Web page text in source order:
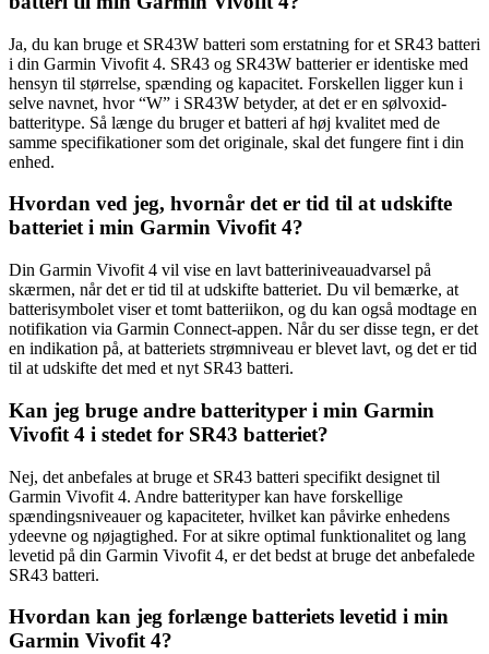
Ja, du kan bruge et SR43W batteri som erstatning for et SR43 batteri
i din Garmin Vivofit 4. SR43 og SR43W batterier er identiske med
hensyn til størrelse, spænding og kapacitet. Forskellen ligger kun i
selve navnet, hvor “W” i SR43W betyder, at det er en sølvoxid-
batteritype. Så længe du bruger et batteri af høj kvalitet med de
samme specifikationer som det originale, skal det fungere fint i din
enhed.
Hvordan ved jeg, hvornår det er tid til at udskifte
batteriet i min Garmin Vivofit 4?
Din Garmin Vivofit 4 vil vise en lavt batteriniveauadvarsel på
skærmen, når det er tid til at udskifte batteriet. Du vil bemærke, at
batterisymbolet viser et tomt batteriikon, og du kan også modtage en
notifikation via Garmin Connect-appen. Når du ser disse tegn, er det
en indikation på, at batteriets strømniveau er blevet lavt, og det er tid
til at udskifte det med et nyt SR43 batteri.
Kan jeg bruge andre batterityper i min Garmin
Vivofit 4 i stedet for SR43 batteriet?
Nej, det anbefales at bruge et SR43 batteri specifikt designet til
Garmin Vivofit 4. Andre batterityper kan have forskellige
spændingsniveauer og kapaciteter, hvilket kan påvirke enhedens
ydeevne og nøjagtighed. For at sikre optimal funktionalitet og lang
levetid på din Garmin Vivofit 4, er det bedst at bruge det anbefalede
SR43 batteri.
Hvordan kan jeg forlænge batteriets levetid i min
Garmin Vivofit 4?